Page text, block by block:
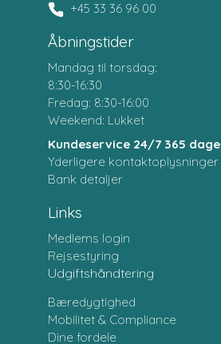
+45 33 36 96 00
Åbningstider
Mandag til torsdag:
8:30-16:30
Fredag: 8:30-16:00
Weekend: Lukket
Kundeservice 24/7 365 dage
Yderligere kontaktoplysninger
Bank detaljer
Links
Medlems login
Rejsestyring
Udgiftshåndtering
Bæredygtighed
Mobilitet & Compliance
Dine fordele